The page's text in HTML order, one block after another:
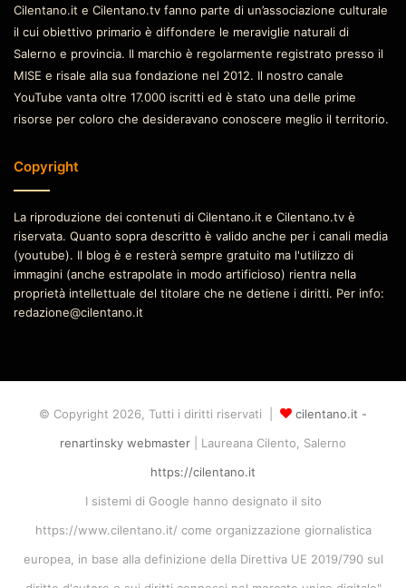
Cilentano.it e Cilentano.tv fanno parte di un’associazione culturale
il cui obiettivo primario è diffondere le meraviglie naturali di
Salerno e provincia. Il marchio è regolarmente registrato presso il
MISE e risale alla sua fondazione nel 2012. Il nostro canale
YouTube vanta oltre 17.000 iscritti ed è stato una delle prime
risorse per coloro che desideravano conoscere meglio il territorio.
Copyright
La riproduzione dei contenuti di Cilentano.it e Cilentano.tv è
riservata. Quanto sopra descritto è valido anche per i canali media
(youtube). Il blog è e resterà sempre gratuito ma l'utilizzo di
immagini (anche estrapolate in modo artificioso) rientra nella
proprietà intellettuale del titolare che ne detiene i diritti. Per info:
redazione@cilentano.it
© Copyright 2026, Tutti i diritti riservati |
cilentano.it -
renartinsky webmaster | Laureana Cilento, Salerno
https://cilentano.it
I sistemi di Google hanno designato il sito
https://www.cilentano.it/ come organizzazione giornalistica
europea, in base alla definizione della Direttiva UE 2019/790 sul